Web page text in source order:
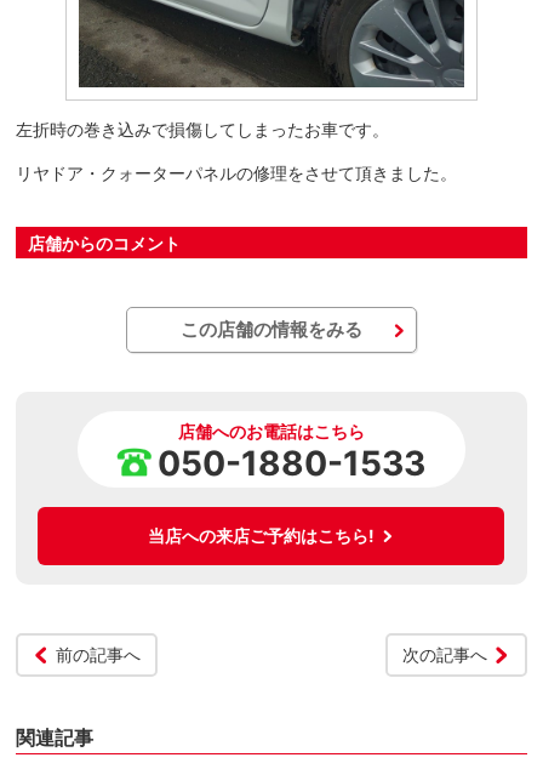
左折時の巻き込みで損傷してしまったお車です。
リヤドア・クォーターパネルの修理をさせて頂きました。
店舗からのコメント
この店舗の情報をみる
店舗へのお電話はこちら
050-1880-1533
当店への来店ご予約はこちら!
前の記事へ 次の記事へ
関連記事